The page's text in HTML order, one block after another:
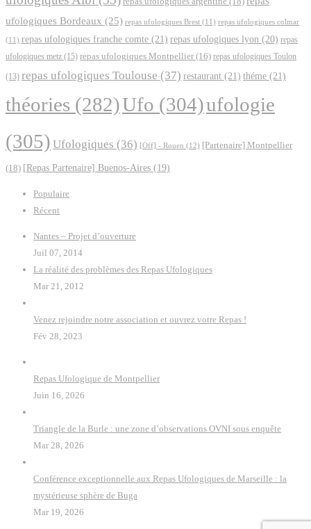
ufologiques Bordeaux (25) repas ufologiques Brest (11) repas ufologiques colmar
(11) repas ufologiques franche comte (21) repas ufologiques lyon (20) repas
ufologiques metz (15) repas ufologiques Montpellier (16) repas ufologiques Toulon
(13) repas ufologiques Toulouse (37) restaurant (21) théme (21)
théories (282)Ufo (304)ufologie
(305) Ufologiques (36) [Off] - Rouen (12) [Partenaire] Montpellier
(18) [Repas Partenaire] Buenos-Aires (19)
Populaire
Récent
Nantes – Projet d’ouverture
Juil 07, 2014
La réalité des problèmes des Repas Ufologiques
Mar 21, 2012
Venez rejoindre notre association et ouvrez votre Repas !
Fév 28, 2023
Repas Ufologique de Montpellier
Juin 16, 2026
Triangle de la Burle : une zone d’observations OVNI sous enquête
Mar 28, 2026
Conférence exceptionnelle aux Repas Ufologiques de Marseille : la
mystérieuse sphère de Buga
Mar 19, 2026